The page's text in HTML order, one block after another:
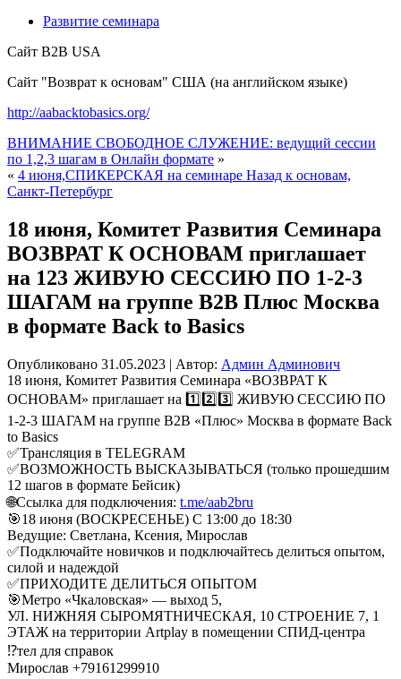
Развитие семинара
Сайт B2B USA
Сайт "Возврат к основам" США (на английском языке)
http://aabacktobasics.org/
ВНИМАНИЕ СВОБОДНОЕ СЛУЖЕНИЕ: ведущий сессии
по 1,2,3 шагам в Онлайн формате »
« 4 июня,СПИКЕРСКАЯ на семинаре Назад к основам,
Санкт-Петербург
18 июня, Комитет Развития Семинара
ВОЗВРАТ К ОСНОВАМ приглашает
на 123 ЖИВУЮ СЕССИЮ ПО 1-2-3
ШАГАМ на группе В2В Плюс Москва
в формате Back to Basics
Опубликовано 31.05.2023 | Автор: Админ Админович
18 июня, Комитет Развития Семинара «ВОЗВРАТ К
ОСНОВАМ» приглашает на 1️⃣2️⃣3️⃣ ЖИВУЮ СЕССИЮ ПО
1-2-3 ШАГАМ на группе В2В «Плюс» Москва в формате Back
to Basics
✅Трансляция в TELEGRAM
✅ВОЗМОЖНОСТЬ ВЫСКАЗЫВАТЬСЯ (только прошедшим
12 шагов в формате Бейсик)
🌐Ссылка для подключения: t.me/aab2bru
🎯18 июня (ВОСКРЕСЕНЬЕ) С 13:00 до 18:30
Ведущие: Светлана, Ксения, Мирослав
✅Подключайте новичков и подключайтесь делиться опытом,
силой и надеждой
✅ПРИХОДИТЕ ДЕЛИТЬСЯ ОПЫТОМ
🎯Метро «Чкаловская» — выход 5,
УЛ. НИЖНЯЯ СЫРОМЯТНИЧЕСКАЯ, 10 СТРОЕНИЕ 7, 1
ЭТАЖ на территории Artplay в помещении СПИД-центра
⁉️тел для справок
Мирослав +79161299910